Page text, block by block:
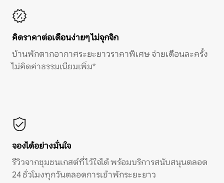
คิดราคาต่อเดือนง่ายๆ ไม่จุกจิก
บ้านพักตากอากาศระยะยาวราคาพิเศษ จ่ายเดือนละครั้ง
ไม่คิดค่าธรรมเนียมเพิ่ม*
จองได้อย่างมั่นใจ
รีวิวจากชุมชนเกสต์ที่ไว้ใจได้ พร้อมบริการสนับสนุนตลอด
24 ชั่วโมงทุกวันตลอดการเข้าพักระยะยาว